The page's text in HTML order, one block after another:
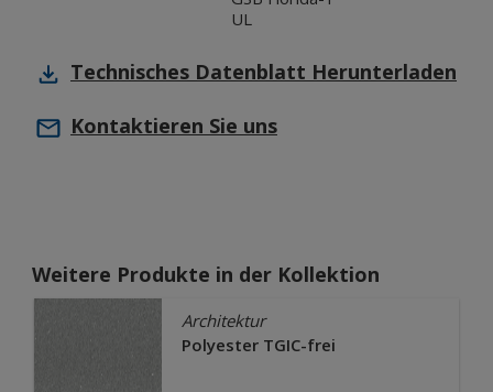
UL
Technisches Datenblatt Herunterladen
Kontaktieren Sie uns
Weitere Produkte in der Kollektion
Architektur
Polyester TGIC-frei